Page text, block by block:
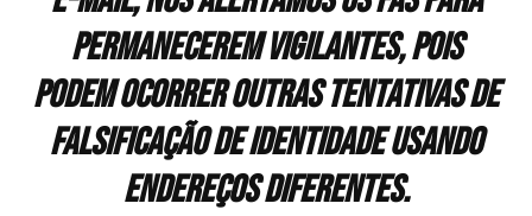
permanecerem vigilantes, pois
podem ocorrer outras tentativas de
falsificação de identidade usando
endereços diferentes.